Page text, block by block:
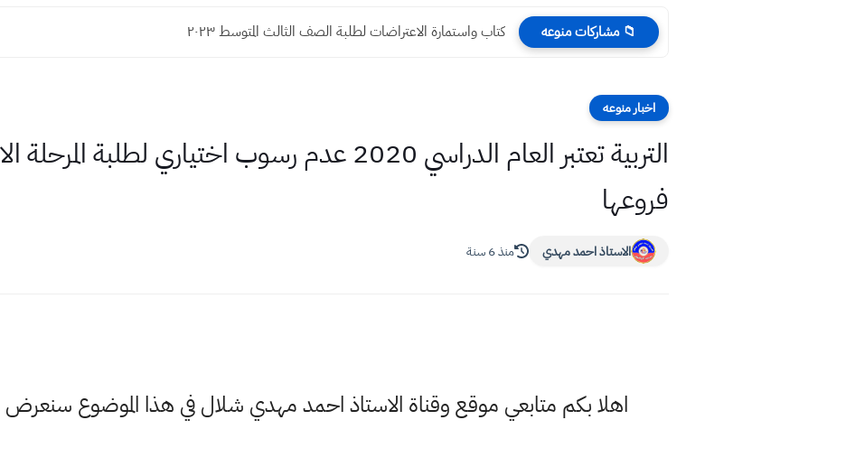
📁 مشاركات منوعه كتاب واستمارة الاعتراضات لطلبة الصف الثالث المتوسط ٢٠٢٣
اخبار منوعه
التربية تعتبر العام الدراسي 2020 عدم رسوب اختياري لطلبة
فروعها
الاستاذ احمد مهدي منذ 6 سنة
اهلا بكم متابعي موقع وقناة الاستاذ احمد مهدي شلال في هذا الموضوع